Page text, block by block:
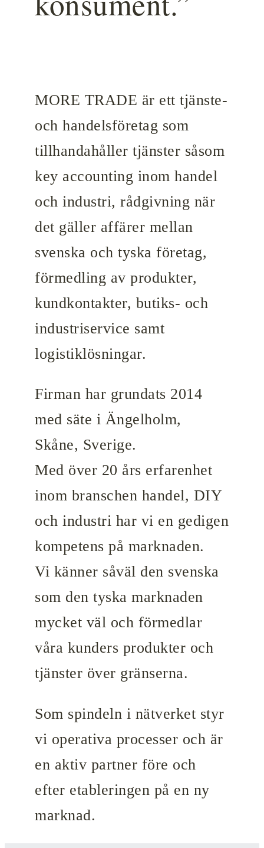
MORE TRADE är ett tjänste-
och handelsföretag som
tillhandahåller tjänster såsom
key accounting inom handel
och industri, rådgivning när
det gäller affärer mellan
svenska och tyska företag,
förmedling av produkter,
kundkontakter, butiks- och
industriservice samt
logistiklösningar.
Firman har grundats 2014
med säte i Ängelholm,
Skåne, Sverige.
Med över 20 års erfarenhet
inom branschen handel, DIY
och industri har vi en gedigen
kompetens på marknaden.
Vi känner såväl den svenska
som den tyska marknaden
mycket väl och förmedlar
våra kunders produkter och
tjänster över gränserna.
Som spindeln i nätverket styr
vi operativa processer och är
en aktiv partner före och
efter etableringen på en ny
marknad.